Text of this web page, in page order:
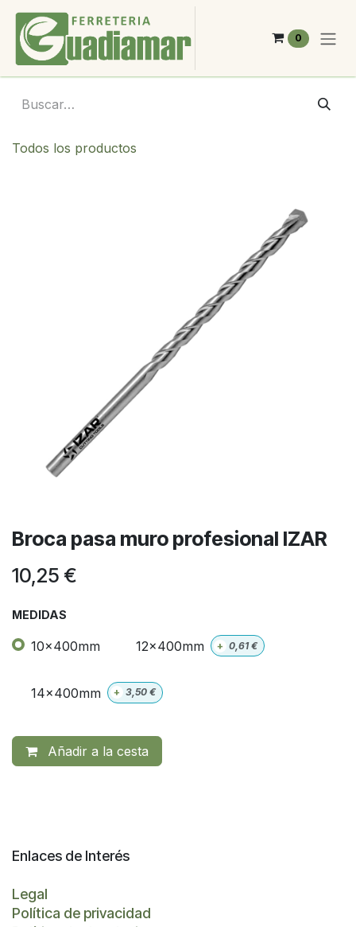
Ir al contenido
0
Todos los productos
Broca pasa muro profesional IZAR
10,25 €
MEDIDAS
10x400mm 12x400mm + 0,61€
14x400mm + 3,50 €
Añadir a la cesta
Enlaces de Interés
Legal
Política de privacidad